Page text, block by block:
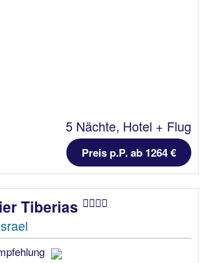
5 Nächte, Hotel + Flug
Preis p.P. ab 1264 €
Tiberias